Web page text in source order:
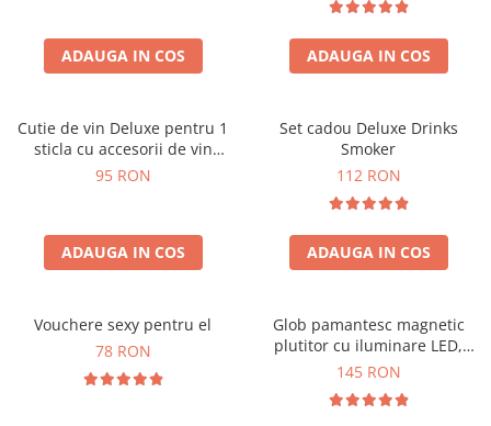
ADAUGA IN COS ADAUGA IN COS
Cutie de vin Deluxe pentru 1
sticla cu accesorii de vin
incluse interior oranj
95 RON
ADAUGA IN COS
Set cadou Deluxe Drinks
Smoker
112 RON
ADAUGA IN COS
Vouchere sexy pentru el
78 RON
Glob pamantesc magnetic
plutitor cu iluminare LED,
Forma C
145 RON